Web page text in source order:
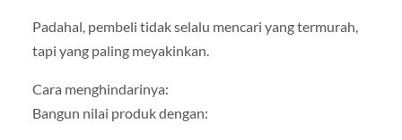
Padahal, pembeli tidak selalu mencari yang termurah,
tapi yang paling meyakinkan.
Cara menghindarinya:
Bangun nilai produk dengan: